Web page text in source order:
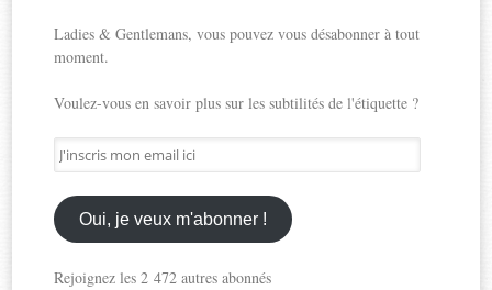
Ladies & Gentlemans, vous pouvez vous désabonner à tout
moment.
Voulez-vous en savoir plus sur les subtilités de l'étiquette ?
J'inscris
mon
email
ici
Oui, je veux m'abonner !
Rejoignez les 2 472 autres abonnés